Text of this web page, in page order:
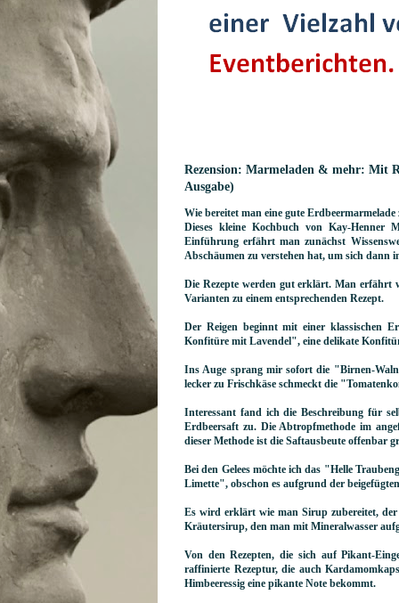
Rezension: Marmeladen & mehr: Mit
Ausgabe)
Wie bereitet man eine gute Erdbeermarmelade
Dieses kleine Kochbuch von Kay-Henner
Einführung erfährt man zunächst
Abschäumen zu verstehen hat, um sich dann
Die Rezepte werden gut erklärt. Man erfährt
Varianten zu einem entsprechenden Rezept.
Der Reigen beginnt mit einer klassischen
Konfitüre mit Lavendel", eine delikate
Ins Auge sprang mir sofort die "Birnen-
lecker zu Frischkäse schmeckt die
Interessant fand ich die Beschreibung für
Erdbeersaft zu. Die Abtropfmethode im
dieser Methode ist die Saftausbeute offenbar
Bei den Gelees möchte ich das "Helle
Limette", obschon es aufgrund der
Es wird erklärt wie man Sirup zubereitet,
Kräutersirup, den man mit Mineralwasser
Von den Rezepten, die sich auf Pikant-
raffinierte Rezeptur, die auch
Himbeeressig eine pikante Note bekommt.